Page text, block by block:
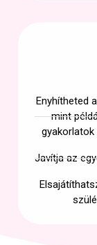
Enyhítheted
mint
gyakorlatok
Javítja az